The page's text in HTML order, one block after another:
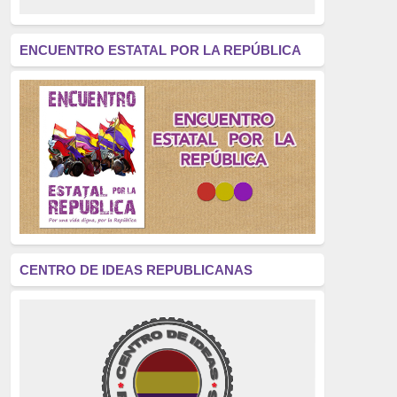
América Latina
(305)
Exhumación
(304)
Golpe de Estado
(304)
Brigadas Internacionales
(303)
pensamiento
(294)
Revisionismo
(289)
La Transición
(275)
educación pública
(270)
La Izquierda
(260)
ENCUENTRO ESTATAL POR LA REPÚBLICA
CENTRO DE IDEAS REPUBLICANAS